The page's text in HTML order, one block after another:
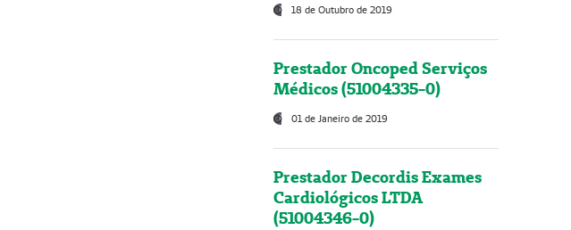
18 de Outubro de 2019
Prestador Oncoped Serviços
Médicos (51004335-0)
01 de Janeiro de 2019
Prestador Decordis Exames
Cardiológicos LTDA
(51004346-0)